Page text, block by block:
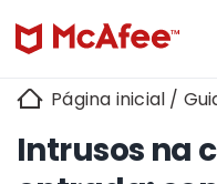
Página inicial /
Intrusos na